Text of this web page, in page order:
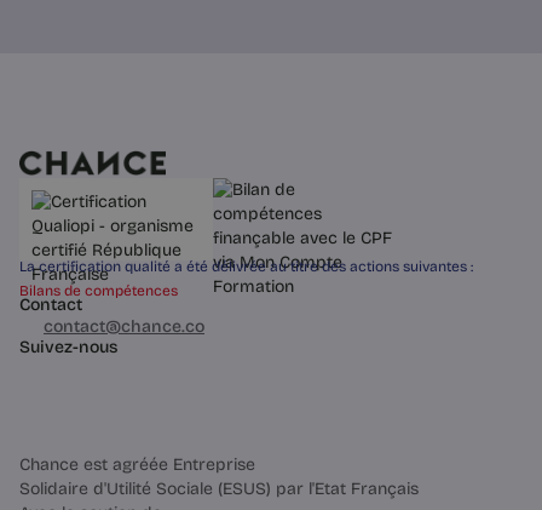
La certification qualité a été délivrée au titre des actions suivantes :
Bilans de compétences
Contact
03 60 84 01 14
contact@chance.co
Suivez-nous
Chance est agréée Entreprise
Solidaire d'Utilité Sociale (ESUS) par l'Etat Français